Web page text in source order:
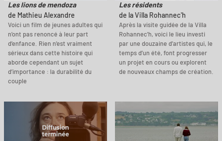
Les lions de mendoza
de Mathieu Alexandre
Voici un film de jeunes adultes qui
n’ont pas renoncé à leur part
d’enfance. Rien n’est vraiment
sérieux dans cette histoire qui
aborde cependant un sujet
d’importance : la durabilité du
couple
Les résidents
de la Villa Rohannec'h
Après la visite guidée de la Villa
Rohannec'h, voici le lieu investi
par une douzaine d’artistes qui, le
temps d’un été, font progresser
un projet en cours ou explorent
de nouveaux champs de création.